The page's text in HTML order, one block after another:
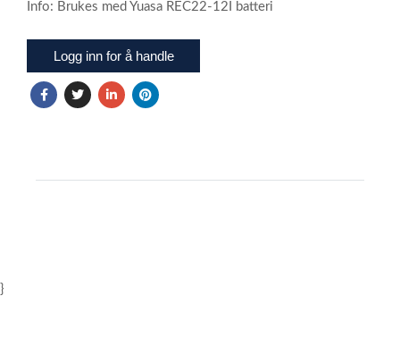
Info: Brukes med Yuasa REC22-12I batteri
Logg inn for å handle
}